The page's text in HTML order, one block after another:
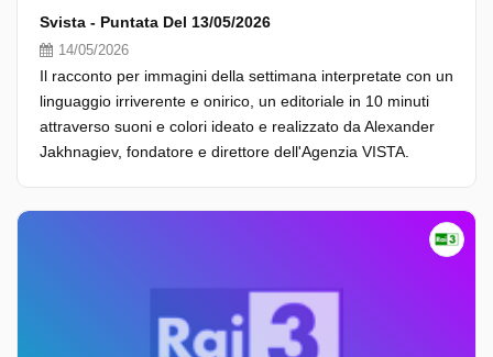
Svista - Puntata Del 13/05/2026
14/05/2026
Il racconto per immagini della settimana interpretate con un
linguaggio irriverente e onirico, un editoriale in 10 minuti
attraverso suoni e colori ideato e realizzato da Alexander
Jakhnagiev, fondatore e direttore dell'Agenzia VISTA.